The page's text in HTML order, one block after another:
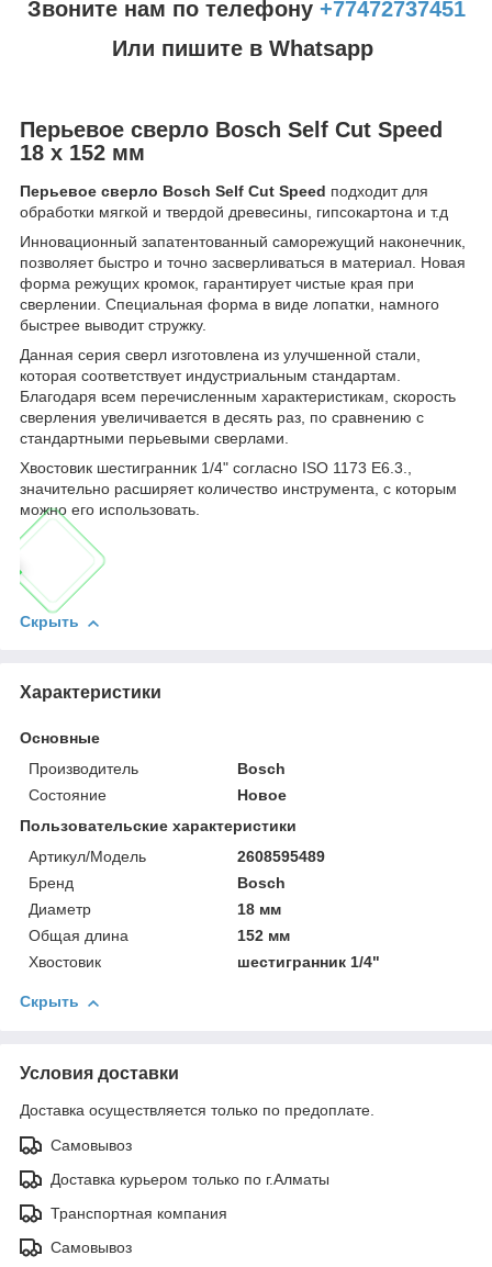
Звоните нам по телефону +77472737451
Или пишите в Whatsapp
Перьевое сверло Bosch Self Cut Speed
18 x 152 мм
Перьевое сверло Bosch Self Cut Speed подходит для
обработки мягкой и твердой древесины, гипсокартона и т.д
Инновационный запатентованный саморежущий наконечник,
позволяет быстро и точно засверливаться в материал. Новая
форма режущих кромок, гарантирует чистые края при
сверлении. Специальная форма в виде лопатки, намного
быстрее выводит стружку.
Данная серия сверл изготовлена из улучшенной стали,
которая соответствует индустриальным стандартам.
Благодаря всем перечисленным характеристикам, скорость
сверления увеличивается в десять раз, по сравнению с
стандартными перьевыми сверлами.
Хвостовик шестигранник 1/4" согласно ISO 1173 E6.3.,
значительно расширяет количество инструмента, с которым
можно его использовать.
Скрыть
Характеристики
Основные
Производитель
Bosch
Состояние
Новое
Пользовательские характеристики
Артикул/Модель
2608595489
Бренд
Bosch
Диаметр
18 мм
Общая длина
152 мм
Хвостовик
шестигранник 1/4"
Скрыть
Условия доставки
Доставка осуществляется только по предоплате.
Самовывоз
Доставка курьером только по г.Алматы
Транспортная компания
Самовывоз